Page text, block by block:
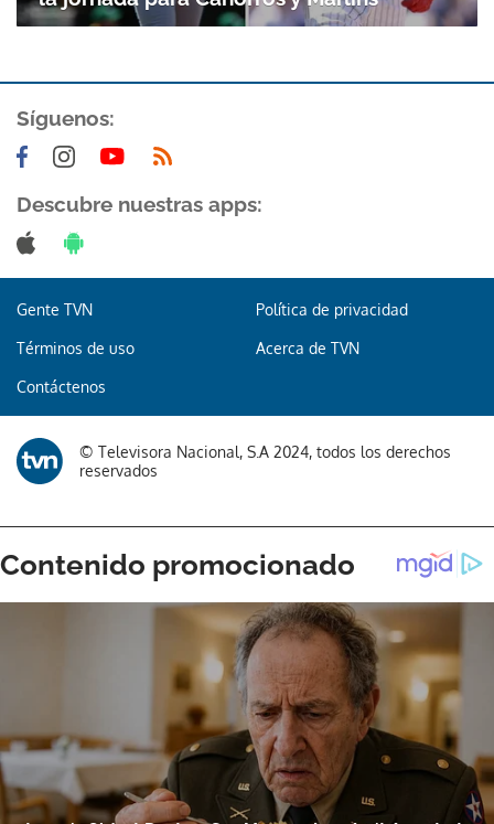
Gracias por suscribirte a nuestro boletín.
Síguenos:
Descubre nuestras apps:
Gente TVN Política de privacidad
Términos de uso Acerca de TVN
Contáctenos
© Televisora Nacional, S.A 2024, todos los derechos
reservados